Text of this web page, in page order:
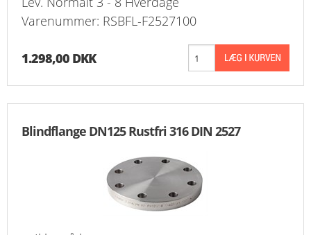
Varenummer: RSBFL-F2527100
1.298,00 DKK
Blindflange DN125 Rustfri 316 DIN 2527